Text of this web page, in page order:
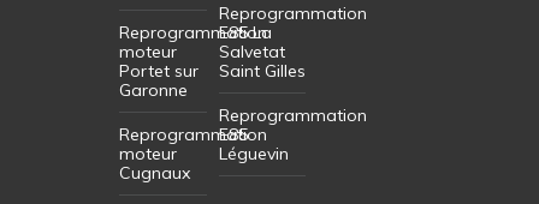
Reprogrammation
moteur
Portet sur
Garonne
Reprogrammation
moteur
Cugnaux
Reprogrammation
E85 La
Salvetat
Saint Gilles
Reprogrammation
E85
Léguevin